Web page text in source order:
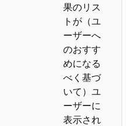
果のリス
トが（ユ
ーザーへ
のおすす
めになる
べく基づ
いて）ユ
ーザーに
表示され